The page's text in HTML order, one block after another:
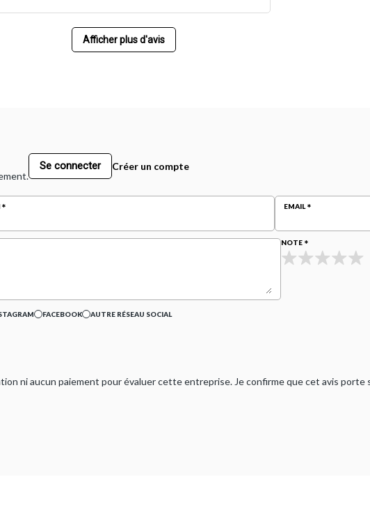
Afficher plus d'avis
Se connecter Créer un compte
EMAIL
NOTE
FACEBOOK AUTRE RÉSEAU SOCIAL
ni aucun paiement pour évaluer cette entreprise. Je confirme que cet avis porte